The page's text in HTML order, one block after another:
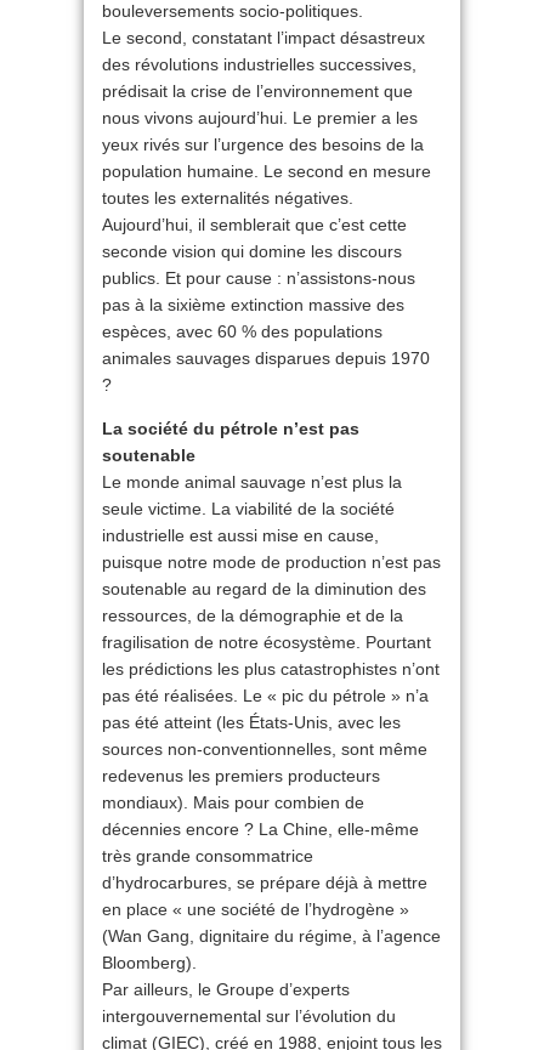
bouleversements socio-politiques.
Le second, constatant l’impact désastreux
des révolutions industrielles successives,
prédisait la crise de l’environnement que
nous vivons aujourd’hui. Le premier a les
yeux rivés sur l’urgence des besoins de la
population humaine. Le second en mesure
toutes les externalités négatives.
Aujourd’hui, il semblerait que c’est cette
seconde vision qui domine les discours
publics. Et pour cause : n’assistons-nous
pas à la sixième extinction massive des
espèces, avec 60 % des populations
animales sauvages disparues depuis 1970
?
La société du pétrole n’est pas
soutenable
Le monde animal sauvage n’est plus la
seule victime. La viabilité de la société
industrielle est aussi mise en cause,
puisque notre mode de production n’est pas
soutenable au regard de la diminution des
ressources, de la démographie et de la
fragilisation de notre écosystème. Pourtant
les prédictions les plus catastrophistes n’ont
pas été réalisées. Le « pic du pétrole » n’a
pas été atteint (les États-Unis, avec les
sources non-conventionnelles, sont même
redevenus les premiers producteurs
mondiaux). Mais pour combien de
décennies encore ? La Chine, elle-même
très grande consommatrice
d’hydrocarbures, se prépare déjà à mettre
en place « une société de l’hydrogène »
(Wan Gang, dignitaire du régime, à l’agence
Bloomberg).
Par ailleurs, le Groupe d’experts
intergouvernemental sur l’évolution du
climat (GIEC), créé en 1988, enjoint tous les